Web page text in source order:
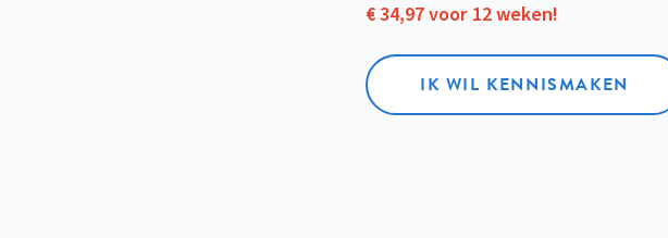
€ 34,97 voor 12 weken!
IK WIL KENNISMAKEN